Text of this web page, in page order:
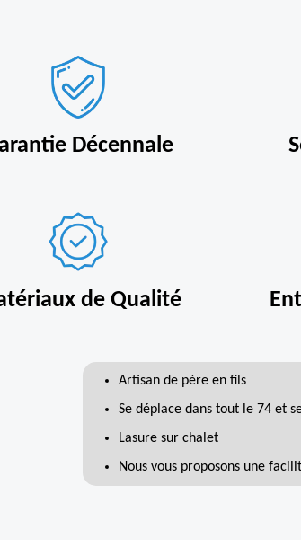
Décennale
de Qualité
Artisan de père en fils
Se déplace dans tout le 74 et
Lasure sur chalet
Nous vous proposons une